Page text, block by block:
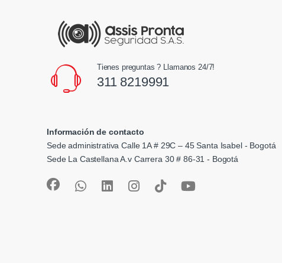
Tienes preguntas ? Llamanos 24/7!
311 8219991
Información de contacto
Sede administrativa Calle 1A # 29C – 45 Santa Isabel - Bogotá
Sede La Castellana A.v Carrera 30 # 86-31 - Bogotá